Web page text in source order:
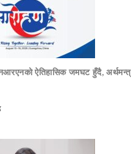
ऐतिहासिक जमघट हुँदै,